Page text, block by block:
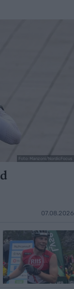
Foto: Manzoni/NordicFocus
07.08.2026